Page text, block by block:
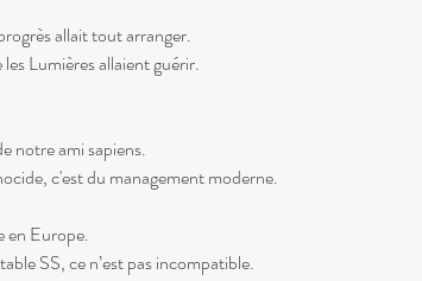
allait tout arranger.
Lumières allaient guérir.
notre ami sapiens.
c'est du management moderne.
en Europe.
SS, ce n’est pas incompatible.